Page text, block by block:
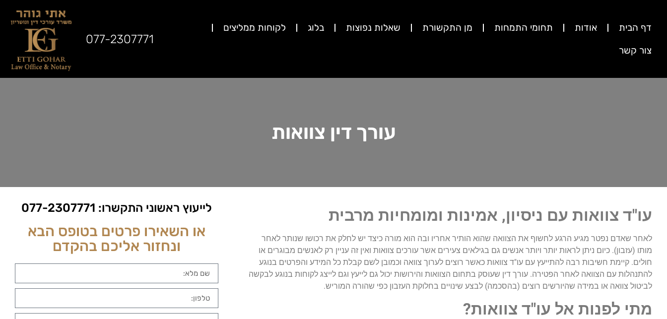
דף הבית אודות תחומי התמחות מן התקשורת שאלות נפוצות בלוג
לקוחות ממליצים
צור קשר
077-2307771
עורך דין צוואות
עו"ד צוואות עם ניסיון, אמינות ומומחיות מרבית
לאחר שאדם נפטר מגיע הרגע לחשוף את הצוואה שהוא הותיר אחריו ובה הוא מורה כיצד יש לחלק את רכושו שנותר לאחר
מותו (עזבון). כיום ניתן לראות יותר ויותר אנשים גם בגילאים צעירים אשר עורכים צוואות ואין זה עניין רק לאנשים מבוגרים או
חולים. קיימת חשיבות רבה להתייעץ עם עו"ד צוואות כאשר רוצים לערוך צוואה וכמובן לשם קבלת כל המידע והפרטים בנוגע
להתנהלות עם הצוואה לאחר הפטירה. עורך דין שעוסק בתחום הצוואות והירושות יכול גם לייעץ וגם לייצג לקוחות בנוגע לבקשה
לביטול צוואה או במידה שהיורשים רוצים (בהסכמה) לבצע שינויים בחלוקת העזבון כפי שהורה המוריש.
מתי לפנות אל עו"ד צוואות?
לייעוץ ראשוני התקשרו: 077-2307771
או השאירו פרטים בטופס הבא
ונחזור אליכם בהקדם